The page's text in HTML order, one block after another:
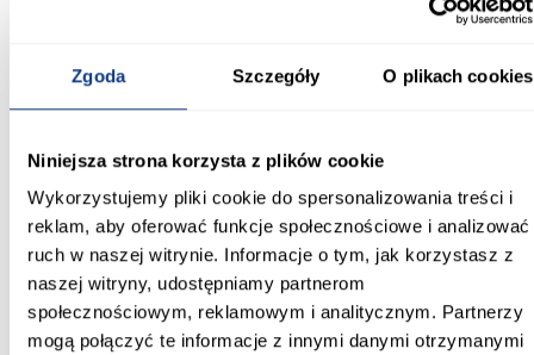
Zgoda Szczegóły O plikach cookies
Niniejsza strona korzysta z plików cookie
Wykorzystujemy pliki cookie do spersonalizowania treści i
reklam, aby oferować funkcje społecznościowe i analizować
ruch w naszej witrynie. Informacje o tym, jak korzystasz z
naszej witryny, udostępniamy partnerom
społecznościowym, reklamowym i analitycznym. Partnerzy
mogą połączyć te informacje z innymi danymi otrzymanymi
Informacje o
80
Głębokość [mm]:
15
Materiał wykonania: